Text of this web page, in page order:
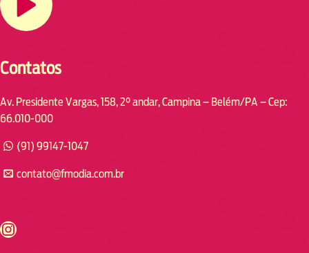
Contatos
Av. Presidente Vargas, 158, 2° andar, Campina – Belém/PA – Cep:
66.010-000
(91) 99147-1047
contato@fmodia.com.br
https://www.instagram.com/fmodia.cabofrio/